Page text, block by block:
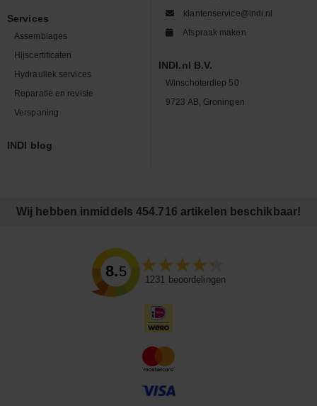
Services
Assemblages
Hijscertificaten
Hydrauliek services
Reparatie en revisie
Verspaning
INDI blog
klantenservice@indi.nl
Afspraak maken
INDI.nl B.V.
Winschoterdiep 50
9723 AB, Groningen
Wij hebben inmiddels 454.716 artikelen beschikbaar!
8.5
1231 beoordelingen